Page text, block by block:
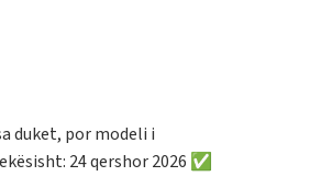
duket, por modeli i
24 qershor 2026 ✅